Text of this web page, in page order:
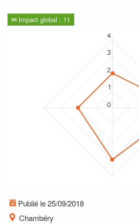
Impact global : 11
0
1
2
3
4
Publié le 25/09/2018
Chambéry